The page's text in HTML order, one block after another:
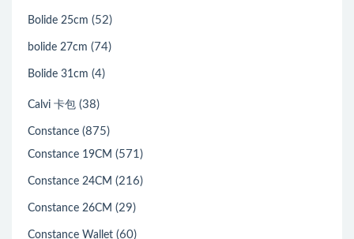
Bolide 25cm (52)
bolide 27cm (74)
Bolide 31cm (4)
Calvi 卡包 (38)
Constance (875)
Constance 19CM (571)
Constance 24CM (216)
Constance 26CM (29)
Constance Wallet (60)